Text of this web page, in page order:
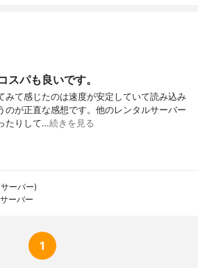
スパも良いです。
みて感じたのは速度が安定していて読み込み
のが正直な感想です。他のレンタルサーバー
たりして…続きを見る
ーバー)
ーバー
1